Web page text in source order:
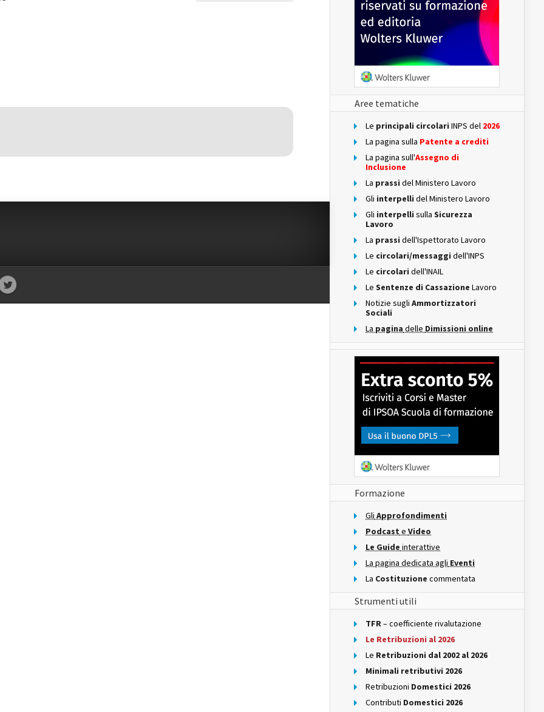
Aree tematiche
Le principali circolari INPS del 2026
La pagina sulla Patente a crediti
La pagina sull'Assegno di
Inclusione
La prassi del Ministero Lavoro
Gli interpelli del Ministero Lavoro
Gli interpelli sulla Sicurezza
Lavoro
La prassi dell'Ispettorato Lavoro
Le circolari/messaggi dell'INPS
Le circolari dell'INAIL
Le Sentenze di Cassazione Lavoro
Notizie sugli Ammortizzatori
Sociali
La pagina delle Dimissioni online
Formazione
Gli Approfondimenti
Podcast e Video
Le Guide interattive
La pagina dedicata agli Eventi
La Costituzione commentata
Strumenti utili
TFR– coefficiente rivalutazione
Le Retribuzioni al 2026
Le Retribuzioni dal 2002 al 2026
Minimali retributivi 2026
Retribuzioni Domestici 2026
Contributi Domestici 2026